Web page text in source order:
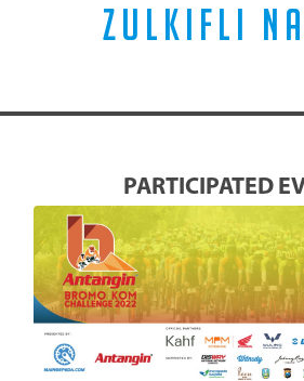
ZULKIFLI
PARTICIPATED